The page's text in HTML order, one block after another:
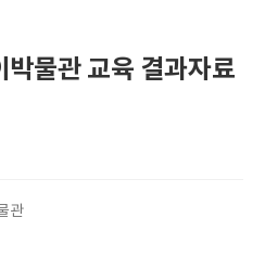
물관 교육 결과자료
관